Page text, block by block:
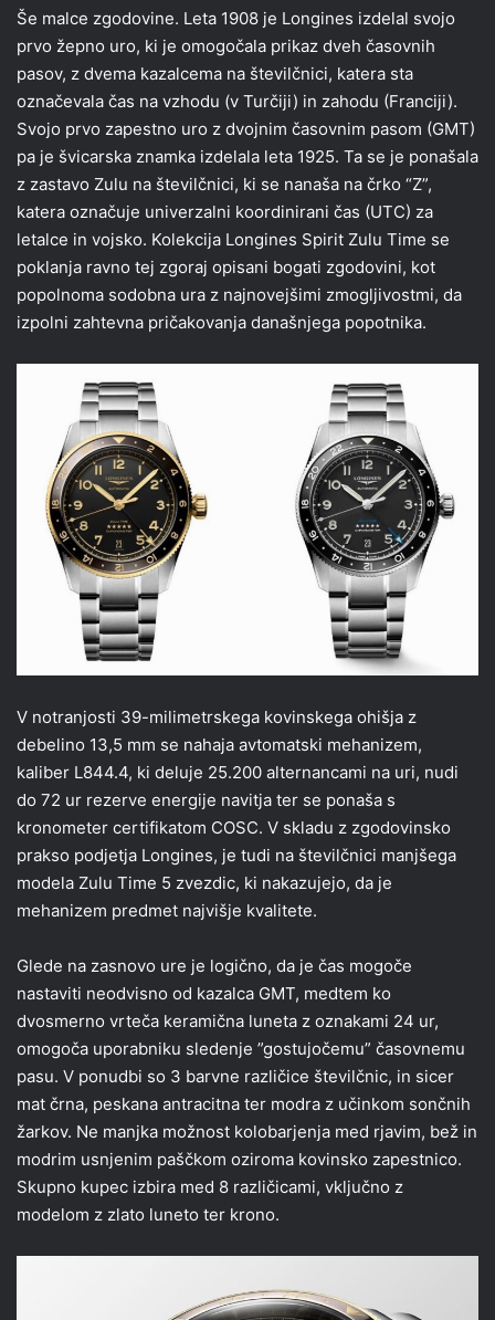
Še malce zgodovine. Leta 1908 je Longines izdelal svojo
prvo žepno uro, ki je omogočala prikaz dveh časovnih
pasov, z dvema kazalcema na številčnici, katera sta
označevala čas na vzhodu (v Turčiji) in zahodu (Franciji).
Svojo prvo zapestno uro z dvojnim časovnim pasom (GMT)
pa je švicarska znamka izdelala leta 1925. Ta se je ponašala
z zastavo Zulu na številčnici, ki se nanaša na črko “Z”,
katera označuje univerzalni koordinirani čas (UTC) za
letalce in vojsko. Kolekcija Longines Spirit Zulu Time se
poklanja ravno tej zgoraj opisani bogati zgodovini, kot
popolnoma sodobna ura z najnovejšimi zmogljivostmi, da
izpolni zahtevna pričakovanja današnjega popotnika.
V notranjosti 39-milimetrskega kovinskega ohišja z
debelino 13,5 mm se nahaja avtomatski mehanizem,
kaliber L844.4, ki deluje 25.200 alternancami na uri, nudi
do 72 ur rezerve energije navitja ter se ponaša s
kronometer certifikatom COSC. V skladu z zgodovinsko
prakso podjetja Longines, je tudi na številčnici manjšega
modela Zulu Time 5 zvezdic, ki nakazujejo, da je
mehanizem predmet najvišje kvalitete.
Glede na zasnovo ure je logično, da je čas mogoče
nastaviti neodvisno od kazalca GMT, medtem ko
dvosmerno vrteča keramična luneta z oznakami 24 ur,
omogoča uporabniku sledenje ”gostujočemu” časovnemu
pasu. V ponudbi so 3 barvne različice številčnic, in sicer
mat črna, peskana antracitna ter modra z učinkom sončnih
žarkov. Ne manjka možnost kolobarjenja med rjavim, bež in
modrim usnjenim paščkom oziroma kovinsko zapestnico.
Skupno kupec izbira med 8 različicami, vključno z
modelom z zlato luneto ter krono.